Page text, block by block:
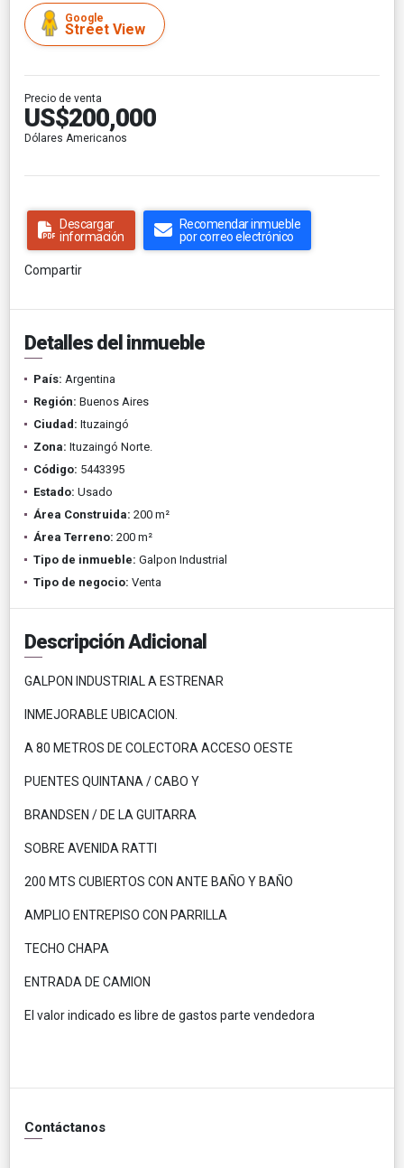
Google
Street View
Precio de venta
US$200,000
Dólares Americanos
Descargar
información
Recomendar inmueble
por correo electrónico
Compartir
Detalles del inmueble
País: Argentina
Región: Buenos Aires
Ciudad: Ituzaingó
Zona: Ituzaingó Norte.
Código: 5443395
Estado: Usado
Área Construida: 200 m²
Área Terreno: 200 m²
Tipo de inmueble: Galpon Industrial
Tipo de negocio: Venta
Descripción Adicional
GALPON INDUSTRIAL A ESTRENAR
INMEJORABLE UBICACION.
A 80 METROS DE COLECTORA ACCESO OESTE
PUENTES QUINTANA / CABO Y
BRANDSEN / DE LA GUITARRA
SOBRE AVENIDA RATTI
200 MTS CUBIERTOS CON ANTE BAÑO Y BAÑO
AMPLIO ENTREPISO CON PARRILLA
TECHO CHAPA
ENTRADA DE CAMION
El valor indicado es libre de gastos parte vendedora
Contáctanos